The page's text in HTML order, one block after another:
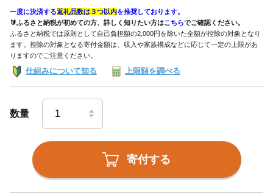
一度に決済する返礼品数は３つ以内を推奨しております。
🔰ふるさと納税が初めての方、詳しく知りたい方はこちらでご確認ください。
ふるさと納税では原則として自己負担額の2,000円を除いた全額が控除の対象となり
ます。控除の対象となる寄付金額は、収入や家族構成などに応じて一定の上限があ
りますのでご注意ください。
仕組みについて知る 上限額を調べる
数量
寄付する